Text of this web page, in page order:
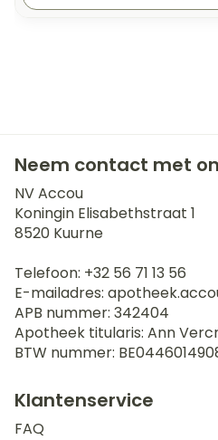
Neem contact met
NV Accou
Koningin Elisabethstraat 1
8520 Kuurne
Telefoon: +32 56 71 13 56
E-mailadres:
APB nummer: 342404
Apotheek titularis: Ann
BTW nummer:
Klantenservice
FAQ